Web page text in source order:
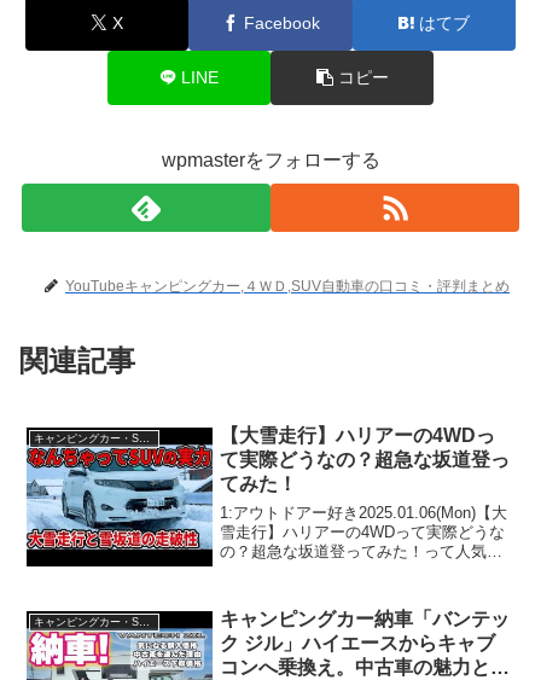
X Facebook はてブ
LINE コピー
wpmasterをフォローする
YouTubeキャンピングカー,４ＷＤ,SUV自動車の口コミ・評判まとめ
関連記事
【大雪走行】ハリアーの4WDっ
て実際どうなの？超急な坂道登っ
てみた！
1:アウトドアー好き2025.01.06(Mon)【大
雪走行】ハリアーの4WDって実際どうな
の？超急な坂道登ってみた！って人気で
注目です！3:アウトド...
キャンピングカー・SUV人気車種
キャンピングカー納車「バンテッ
ク ジル」ハイエースからキャブ
コンへ乗換え。中古車の魅力と驚